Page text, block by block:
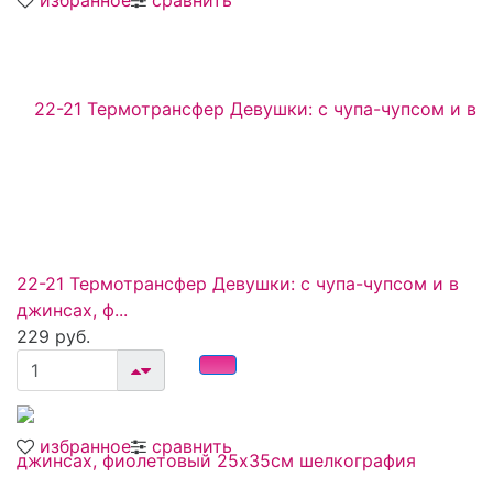
избранное сравнить
22-21 Термотрансфер Девушки: с чупа-чупсом и в
джинсах, ф...
229 руб.